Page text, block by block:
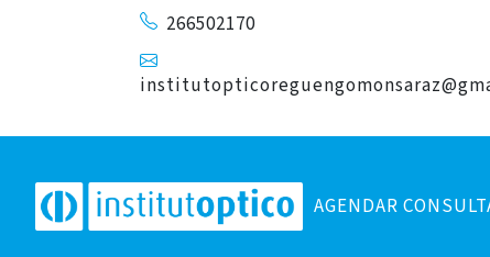
266502170
AGENDAR